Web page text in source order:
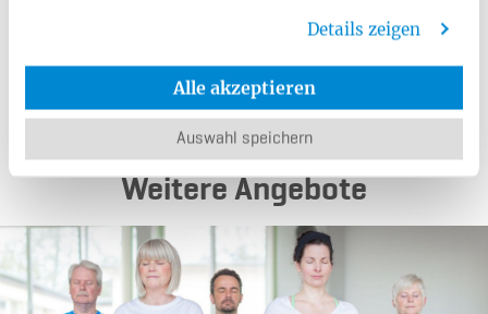
Details zeigen
Alle akzeptieren
Auswahl speichern
Alternative Arzneimittel für Kinder und Jugendliche
Weitere Angebote